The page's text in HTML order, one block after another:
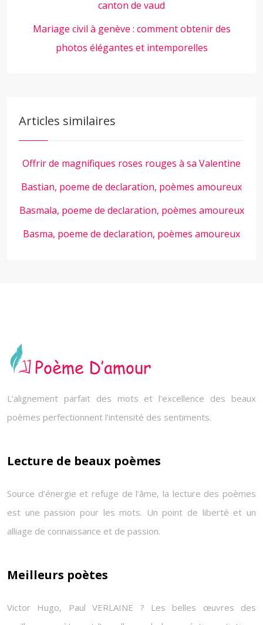
canton de vaud
Mariage civil à genève : comment obtenir des
photos élégantes et intemporelles
Articles similaires
Offrir de magnifiques roses rouges à sa Valentine
Bastian, poeme de declaration, poèmes amoureux
Basmala, poeme de declaration, poèmes amoureux
Basma, poeme de declaration, poèmes amoureux
L’alignement parfait des mots et l’excellence des beaux
poèmes perfectionnent l’intensité des sentiments.
Lecture de beaux poèmes
Source d’énergie et refuge de l’âme, la lecture des poèmes
est une passion pour les mots. Un point de liberté et un
alliage de connaissance et de passion.
Meilleurs poètes
Victor Hugo, Paul VERLAINE ? Les belles œuvres des